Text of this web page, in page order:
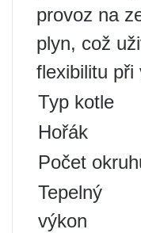
provoz na
plyn, což
flexibilitu při
Typ kotle
Hořák
Počet
Tepelný
výkon